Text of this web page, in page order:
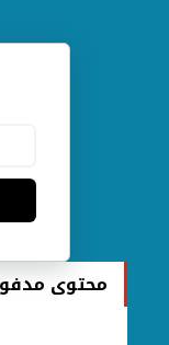
محتوى